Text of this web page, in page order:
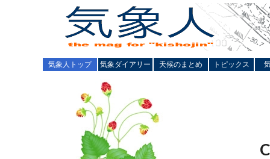
気象人トップ 気象ダイアリー 天候のまとめ トピックス